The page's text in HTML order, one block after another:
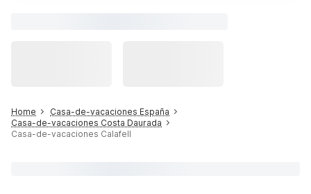
Home
Casa-de-vacaciones España
Casa-de-vacaciones Costa Daurada
Casa-de-vacaciones Calafell